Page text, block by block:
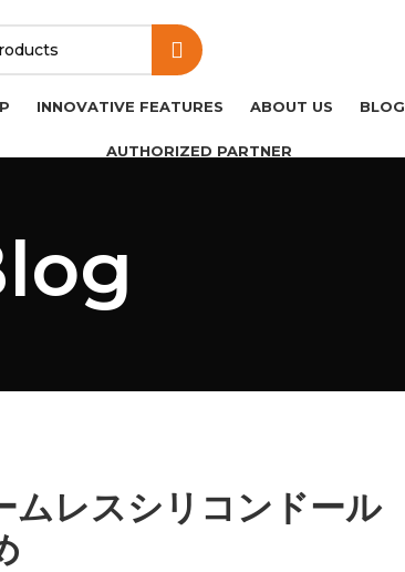
INNOVATIVE FEATURES ABOUT US BLOG
AUTHORIZED PARTNER
ムレスシリコンドール